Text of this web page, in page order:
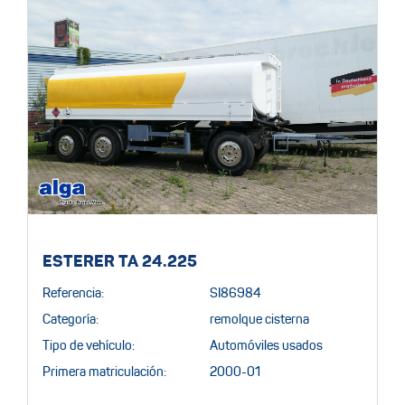
ESTERER TA 24.225
Referencia: SI86984
Categoría: remolque cisterna
Tipo de vehículo: Automóviles usados
Primera matriculación: 2000-01